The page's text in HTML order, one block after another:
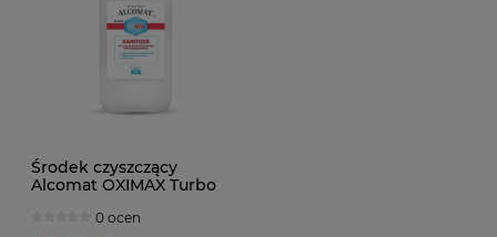
Środek czyszczący
Alcomat OXIMAX Turbo
0 ocen